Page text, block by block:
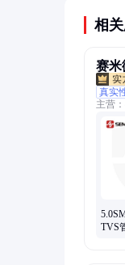
相
赛米
真实
主营：
器、
TVS